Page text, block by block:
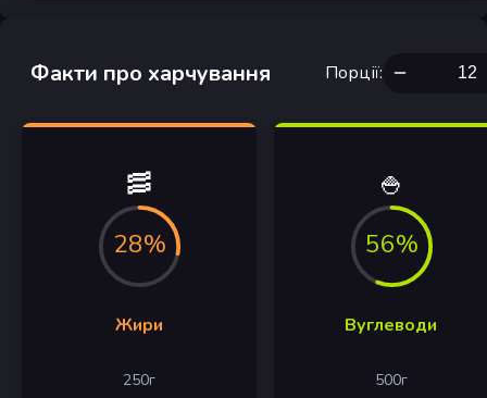
Факти про харчування Порції:
🥓
28%
Жири
250г
🍚
56%
Вуглеводи
500г